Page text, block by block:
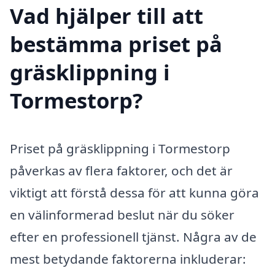
Vad hjälper till att
bestämma priset på
gräsklippning i
Tormestorp?
Priset på gräsklippning i Tormestorp
påverkas av flera faktorer, och det är
viktigt att förstå dessa för att kunna göra
en välinformerad beslut när du söker
efter en professionell tjänst. Några av de
mest betydande faktorerna inkluderar: